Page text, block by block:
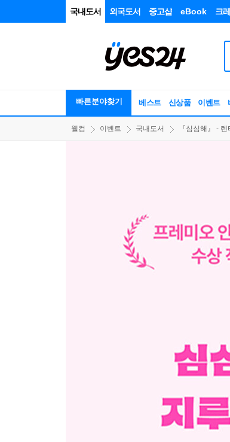
국내도서 외국도서 중고샵 eBook 크
빠른분야찾기 베스트 신상품 이벤트
웰컴 이벤트 국내도서 『심심해』 -